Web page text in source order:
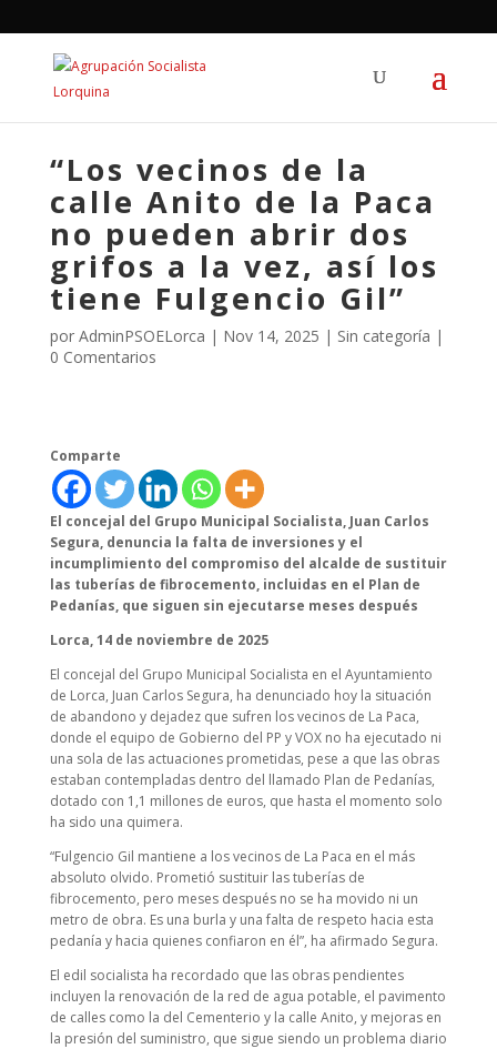
“Los vecinos de la
calle Anito de la Paca
no pueden abrir dos
grifos a la vez, así los
tiene Fulgencio Gil”
por AdminPSOELorca | Nov 14, 2025 | Sin categoría |
0 Comentarios
Comparte
El concejal del Grupo Municipal Socialista, Juan Carlos
Segura, denuncia la falta de inversiones y el
incumplimiento del compromiso del alcalde de sustituir
las tuberías de fibrocemento, incluidas en el Plan de
Pedanías, que siguen sin ejecutarse meses después
Lorca, 14 de noviembre de 2025
El concejal del Grupo Municipal Socialista en el Ayuntamiento
de Lorca, Juan Carlos Segura, ha denunciado hoy la situación
de abandono y dejadez que sufren los vecinos de La Paca,
donde el equipo de Gobierno del PP y VOX no ha ejecutado ni
una sola de las actuaciones prometidas, pese a que las obras
estaban contempladas dentro del llamado Plan de Pedanías,
dotado con 1,1 millones de euros, que hasta el momento solo
ha sido una quimera.
“Fulgencio Gil mantiene a los vecinos de La Paca en el más
absoluto olvido. Prometió sustituir las tuberías de
fibrocemento, pero meses después no se ha movido ni un
metro de obra. Es una burla y una falta de respeto hacia esta
pedanía y hacia quienes confiaron en él”, ha afirmado Segura.
El edil socialista ha recordado que las obras pendientes
incluyen la renovación de la red de agua potable, el pavimento
de calles como la del Cementerio y la calle Anito, y mejoras en
la presión del suministro, que sigue siendo un problema diario